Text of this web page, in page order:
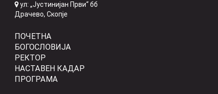
ул: „Јустинијан Први“ бб
Драчево, Скопје
ПОЧЕТНА
БОГОСЛОВИЈА
РЕКТОР
НАСТАВЕН КАДАР
ПРОГРАМА